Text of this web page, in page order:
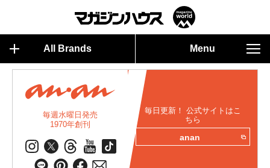
All Brands Menu
毎週水曜日発売
1970年創刊
毎日更新！ 公式サイトはこ
ちら
anan